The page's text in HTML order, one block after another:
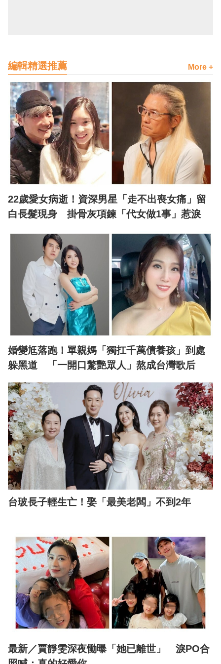
編輯精選推薦 More +
22歲愛女病逝！資深男星「走不出喪女痛」留
白長髮現身 掛骨灰項鍊「代女做1事」惹淚
婚變尪落跑！單親媽「獨扛千萬債養孩」到處
躲黑道 「一開口驚艷眾人」熬成台灣歌后
台玻長子輕生亡！娶「最美老闆」不到2年
最新／賈靜雯深夜慟曝「她已離世」 淚PO合